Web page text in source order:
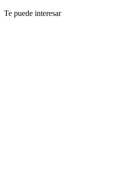
Te puede interesar